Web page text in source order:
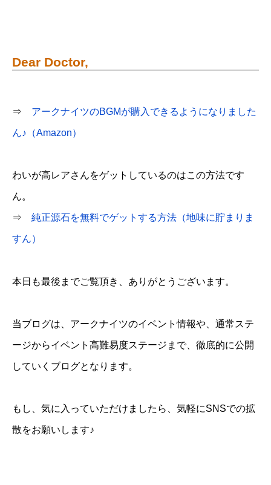
Dear Doctor,
⇒ アークナイツのBGMが購入できるようになりました
ん♪（Amazon）
わいが高レアさんをゲットしているのはこの方法です
ん。
⇒ 純正源石を無料でゲットする方法（地味に貯まりま
すん）
本日も最後までご覧頂き、ありがとうございます。
当ブログは、アークナイツのイベント情報や、通常ステ
ージからイベント高難易度ステージまで、徹底的に公開
していくブログとなります。
もし、気に入っていただけましたら、気軽にSNSでの拡
散をお願いします♪